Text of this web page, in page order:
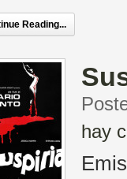
Reading...
hay